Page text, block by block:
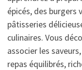
épicés, des burgers
pâtisseries
culinaires. Vous
associer les
repas équilibrés,